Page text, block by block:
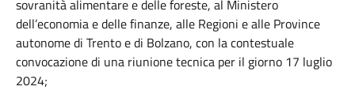
sovranità alimentare e delle foreste, al Ministero
dell’economia e delle finanze, alle Regioni e alle Province
autonome di Trento e di Bolzano, con la contestuale
convocazione di una riunione tecnica per il giorno 17 luglio
2024;